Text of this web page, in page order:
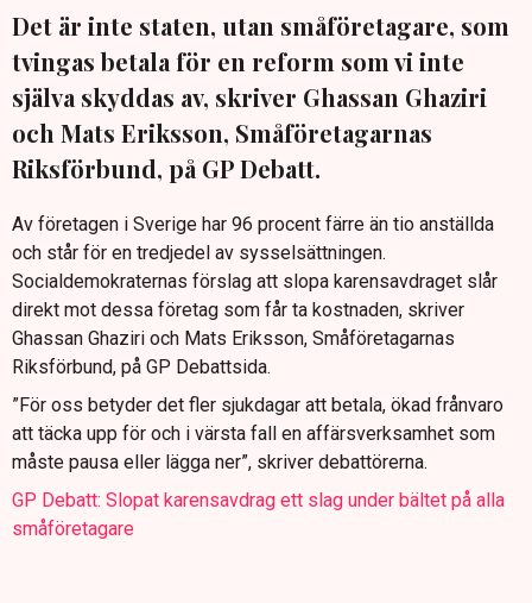
Det är inte staten, utan småföretagare, som
tvingas betala för en reform som vi inte
själva skyddas av, skriver Ghassan Ghaziri
och Mats Eriksson, Småföretagarnas
Riksförbund, på GP Debatt.
Av företagen i Sverige har 96 procent färre än tio anställda
och står för en tredjedel av sysselsättningen.
Socialdemokraternas förslag att slopa karensavdraget slår
direkt mot dessa företag som får ta kostnaden, skriver
Ghassan Ghaziri och Mats Eriksson, Småföretagarnas
Riksförbund, på GP Debattsida.
”För oss betyder det fler sjukdagar att betala, ökad frånvaro
att täcka upp för och i värsta fall en affärsverksamhet som
måste pausa eller lägga ner”, skriver debattörerna.
GP Debatt: Slopat karensavdrag ett slag under bältet på alla
småföretagare